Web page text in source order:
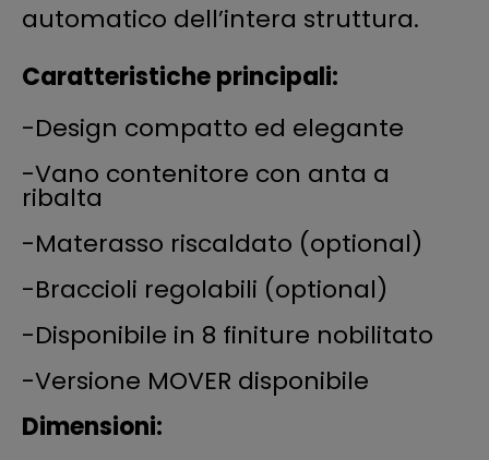
automatico dell’intera struttura.
Caratteristiche principali:
-Design compatto ed elegante
-Vano contenitore con anta a
ribalta
-Materasso riscaldato (optional)
-Braccioli regolabili (optional)
-Disponibile in 8 finiture nobilitato
-Versione MOVER disponibile
Dimensioni: